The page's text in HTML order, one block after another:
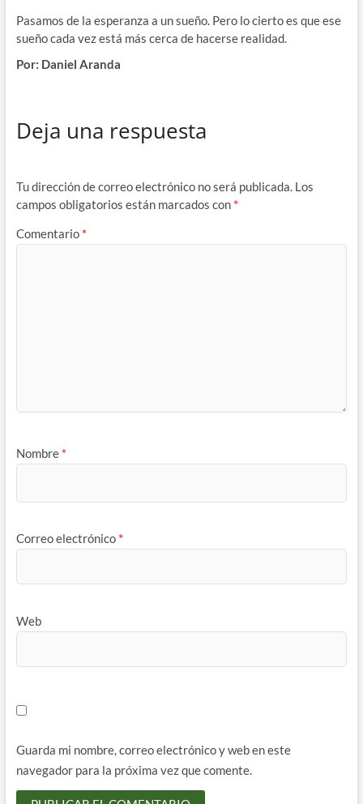
Pasamos de la esperanza a un sueño. Pero lo cierto es que ese
sueño cada vez está más cerca de hacerse realidad.
Por: Daniel Aranda
Deja una respuesta
Tu dirección de correo electrónico no será publicada. Los
campos obligatorios están marcados con *
Comentario *
Nombre *
Correo electrónico *
Web
Guarda mi nombre, correo electrónico y web en este
navegador para la próxima vez que comente.